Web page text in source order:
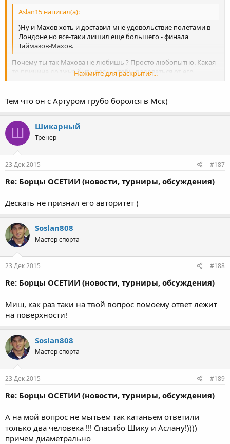
Aslan15 написал(а):
)Ну и Махов хоть и доставил мне удовольствие полетами в
Лондоне,но все-таки лишил еще большего - финала
Таймазов-Махов.
Почему ты так Махова не любишь ? Просто любопытно. Какая-
то причина должна быть ведь, чтобы радоваться от его
боролся в этой схватке в -третьих.
В Вегасе я понимаю твою радость, Хаджи он кинул. Хотя
тоже многие зуб держали за его жест в конце схватки. Но все
равно, сейчас понятна нелюбовь к нему.
До Лондона чем он провинился, что ты радовался его полетам
?
Нажмите для раскрытия...
Тем что он с Артуром грубо боролся в Мск)
Ш Шикарный
Тренер
23 Дек 2015 #187
Re: Борцы ОСЕТИИ (новости, турниры, обсуждения)
Дескать не признал его авторитет )
Soslan808
Мастер спорта
23 Дек 2015 #188
Re: Борцы ОСЕТИИ (новости, турниры, обсуждения)
Миш, как раз таки на твой вопрос помоему ответ лежит
на поверхности!
Soslan808
Мастер спорта
23 Дек 2015 #189
Re: Борцы ОСЕТИИ (новости, турниры, обсуждения)
А на мой вопрос не мытьем так катаньем ответили
только два человека !!! Спасибо Шику и Аслану!))))
причем диаметрально